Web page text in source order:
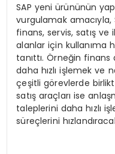
SAP yeni ürününün
vurgulamak amacıyla,
finans, servis, satış
alanlar için kullanıma
tanıttı. Örneğin
daha hızlı işlemek ve
çeşitli görevlerde
satış araçları ise
taleplerini daha hızlı
süreçlerini